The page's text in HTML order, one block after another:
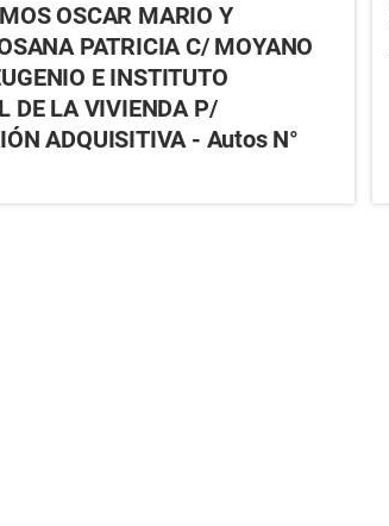
OSCAR MARIO Y
PATRICIA C/ MOYANO
E INSTITUTO
DE LA VIVIENDA P/
ADQUISITIVA - Autos N°